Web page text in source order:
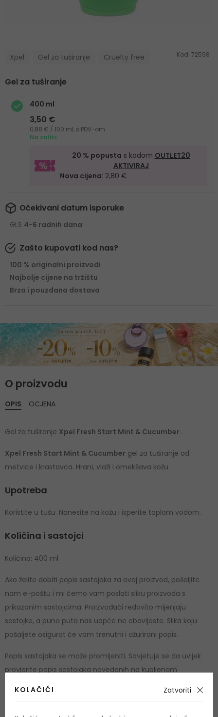
Xpel Gel za tuširanje Cruelty free Kod: 72598
Gel za tuširanje
400 ml
3,50 €
0,88 € / 100 ml, s PDV-om
Na zalihi
20 % popusta s kodom OUTLET20
AKTIVIRAJ
Nova cijena: 2,80 €
Očekivani datum isporuke
GLS 4-6 radnih dana
Zašto kupovati kod nas?
100 % originalni proizvodi
Najbolje cijene na tržištu
Brza i pouzdana dostava
O proizvodu
OPIS
Gel za tuširanje Xpel Fresh Start Mint & Cucumber .
Xpel Fresh Start Mint & Cucumber gel za tuširanje od
metvice i krastavca. Hrani, vlaži i omekšava kožu.
Upotreba
Koristite u tušu. Nanesite na kožu i isperite toplom vodom.
Količina i sastojci
Količina: 400 ml
Ako želite dobiti popis sastojaka za ovaj proizvod, pošaljite
nam e-poštu i mi ćemo vam poslati sliku proizvoda s
prikazanim sastojcima. Proizvođači redovito mijenjaju
sastojke, a puno puta nas uopće ne obavijeste. Slika koju
pošaljete osigurat će vam trenutni i ažurirani popis.
Popis sastojaka se može promijeniti. Savjetuje se da uvijek
provjerite popis sastojaka navedenih na kupljenom
OCJENA
KOLAČIĆI Zatvoriti